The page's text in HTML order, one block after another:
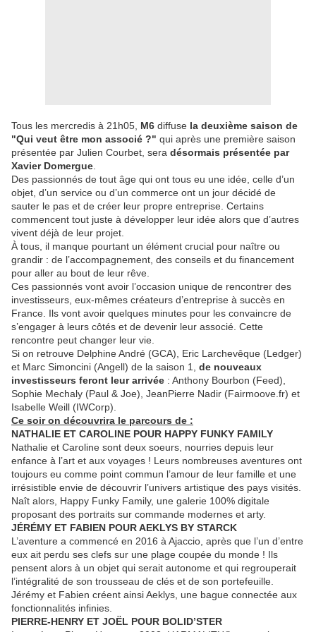
Tous les mercredis à 21h05, M6 diffuse la deuxième saison de
"Qui veut être mon associé ?" qui après une première saison
présentée par Julien Courbet, sera désormais présentée par
Xavier Domergue
Des passionnés de tout âge qui ont tous eu une idée, celle d’un
objet, d’un service ou d’un commerce ont un jour décidé de
sauter le pas et de créer leur propre entreprise. Certains
commencent tout juste à développer leur idée alors que d’autres
vivent déjà de leur projet.
À tous, il manque pourtant un élément crucial pour naître ou
grandir : de l’accompagnement, des conseils et du financement
pour aller au bout de leur rêve.
Ces passionnés vont avoir l’occasion unique de rencontrer des
investisseurs, eux-mêmes créateurs d’entreprise à succès en
France. Ils vont avoir quelques minutes pour les convaincre de
s’engager à leurs côtés et de devenir leur associé. Cette
rencontre peut changer leur vie.
Si on retrouve Delphine André (GCA), Eric Larchevêque (Ledger)
et Marc Simoncini (Angell) de la saison 1, de nouveaux
investisseurs feront leur arrivée : Anthony Bourbon (Feed),
Sophie Mechaly (Paul & Joe), JeanPierre Nadir (Fairmoove.fr) et
Isabelle Weill (IWCorp).
Ce soir on découvrira le parcours de :
NATHALIE ET CAROLINE POUR HAPPY FUNKY FAMILY
Nathalie et Caroline sont deux soeurs, nourries depuis leur
enfance à l’art et aux voyages ! Leurs nombreuses aventures ont
toujours eu comme point commun l’amour de leur famille et une
irrésistible envie de découvrir l’univers artistique des pays visités.
Naît alors, Happy Funky Family, une galerie 100% digitale
proposant des portraits sur commande modernes et arty.
JÉRÉMY ET FABIEN POUR AEKLYS BY STARCK
L’aventure a commencé en 2016 à Ajaccio, après que l’un d’entre
eux ait perdu ses clefs sur une plage coupée du monde ! Ils
pensent alors à un objet qui serait autonome et qui regrouperait
l’intégralité de son trousseau de clés et de son portefeuille.
Jérémy et Fabien créent ainsi Aeklys, une bague connectée aux
fonctionnalités infinies.
PIERRE-HENRY ET JOËL POUR BOLID’STER